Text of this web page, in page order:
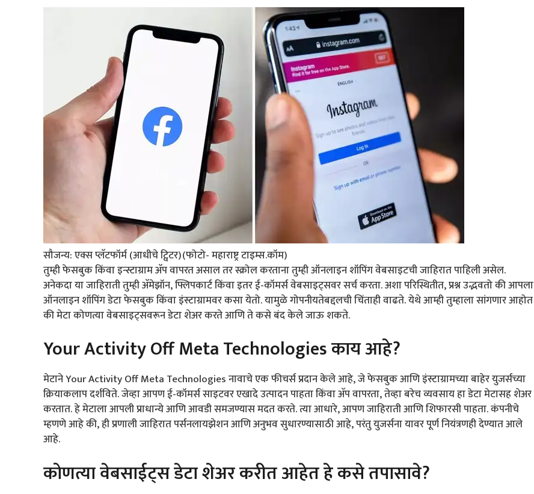
सौजन्य: एक्स प्लॅटफॉर्म (आधीचे ट्विटर)(फोटो- महाराष्ट्र टाइम्स.कॉम)
तुम्ही फेसबुक किंवा इन्स्टाग्राम अ‍ॅप वापरत असाल तर स्क्रोल करताना तुम्ही ऑनलाइन शॉपिंग वेबसाइटची जाहिरात पाहिली असेल.
अनेकदा या जाहिराती तुम्ही अ‍ॅमेझॉन, फ्लिपकार्ट किंवा इतर ई-कॉमर्स वेबसाइट्सवर सर्च करता. अशा परिस्थितीत, प्रश्न उद्भवतो की आपला
ऑनलाइन शॉपिंग डेटा फेसबुक किंवा इंस्टाग्रामवर कसा येतो. यामुळे गोपनीयतेबद्दलची चिंताही वाढते. येथे आम्ही तुम्हाला सांगणार आहोत
की मेटा कोणत्या वेबसाइट्सवरून डेटा शेअर करते आणि ते कसे बंद केले जाऊ शकते.
Your Activity Off Meta Technologies काय आहे?
मेटाने Your Activity Off Meta Technologies नावाचे एक फीचर्स प्रदान केले आहे, जे फेसबुक आणि इंस्टाग्रामच्या बाहेर युजर्सच्या
क्रियाकलाप दर्शविते. जेव्हा आपण ई-कॉमर्स साइटवर एखादे उत्पादन पाहता किंवा अ‍ॅप वापरता, तेव्हा बरेच व्यवसाय हा डेटा मेटासह शेअर
करतात. हे मेटाला आपली प्राधान्ये आणि आवडी समजण्यास मदत करते. त्या आधारे, आपण जाहिराती आणि शिफारसी पाहता. कंपनीचे
म्हणणे आहे की, ही प्रणाली जाहिरात पर्सनलायझेशन आणि अनुभव सुधारण्यासाठी आहे, परंतु युजर्सना यावर पूर्ण नियंत्रणही देण्यात आले
आहे.
कोणत्या वेबसाईट्स डेटा शेअर करीत आहेत हे कसे तपासावे?